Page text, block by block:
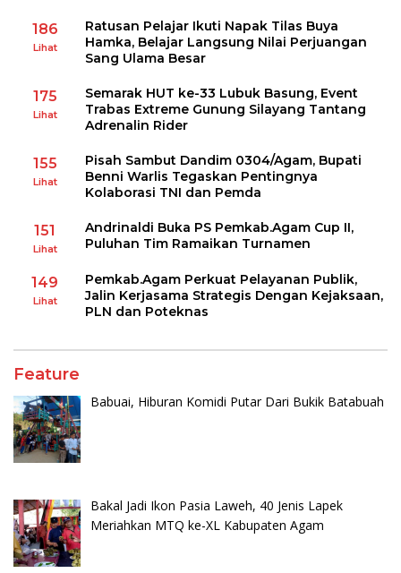
186
Lihat
Ratusan Pelajar Ikuti Napak Tilas Buya
Hamka, Belajar Langsung Nilai Perjuangan
Sang Ulama Besar
175
Lihat
Semarak HUT ke-33 Lubuk Basung, Event
Trabas Extreme Gunung Silayang Tantang
Adrenalin Rider
155
Lihat
Pisah Sambut Dandim 0304/Agam, Bupati
Benni Warlis Tegaskan Pentingnya
Kolaborasi TNI dan Pemda
151
Lihat
Andrinaldi Buka PS Pemkab.Agam Cup II,
Puluhan Tim Ramaikan Turnamen
149
Lihat
Pemkab.Agam Perkuat Pelayanan Publik,
Jalin Kerjasama Strategis Dengan Kejaksaan,
PLN dan Poteknas
Feature
Babuai, Hiburan Komidi Putar Dari Bukik Batabuah
Bakal Jadi Ikon Pasia Laweh, 40 Jenis Lapek
Meriahkan MTQ ke-XL Kabupaten Agam